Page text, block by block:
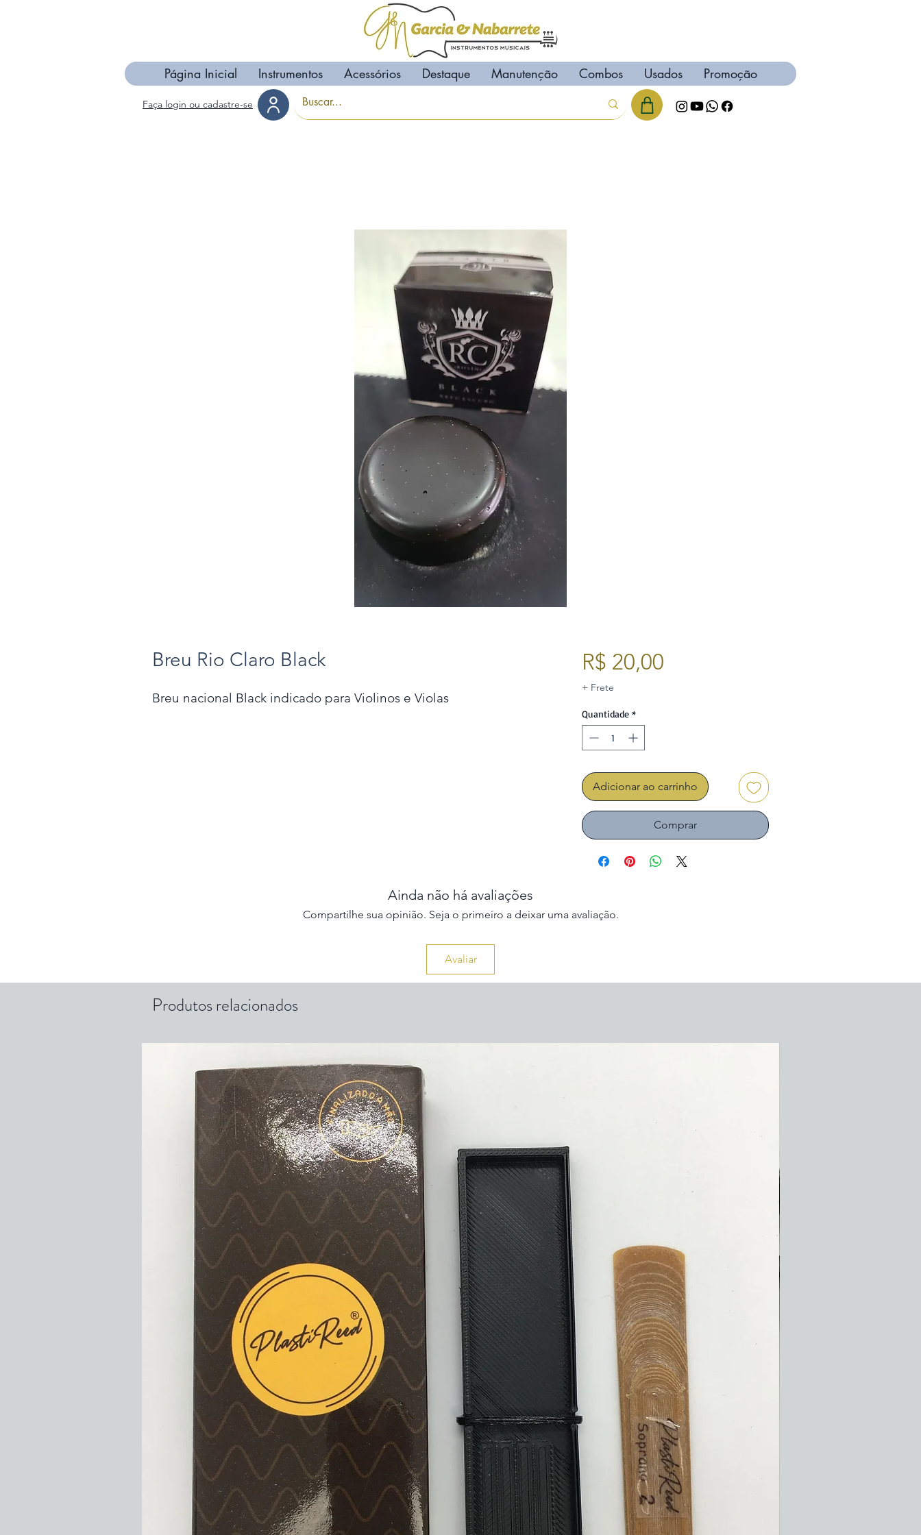
Página Inicial Instrumentos Acessórios Destaque Manutenção Combos Usados Promoção
Faça login ou cadastre-se
Breu Rio Claro Black
Breu nacional Black indicado para Violinos e Violas
R$ 20,00Preço
+ Frete
Quantidade *
Adicionar ao carrinho
Comprar
Ainda não há avaliações
Compartilhe sua opinião. Seja o primeiro a deixar uma avaliação.
Avaliar
Produtos relacionados